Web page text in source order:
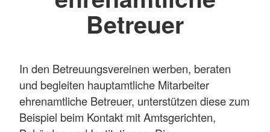
Betreuer
In den Betreuungsvereinen werben, beraten
und begleiten hauptamtliche Mitarbeiter
ehrenamtliche Betreuer, unterstützen diese zum
Beispiel beim Kontakt mit Amtsgerichten,